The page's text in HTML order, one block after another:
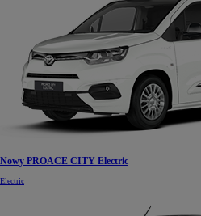
Nowy PROACE CITY Electric
Electric